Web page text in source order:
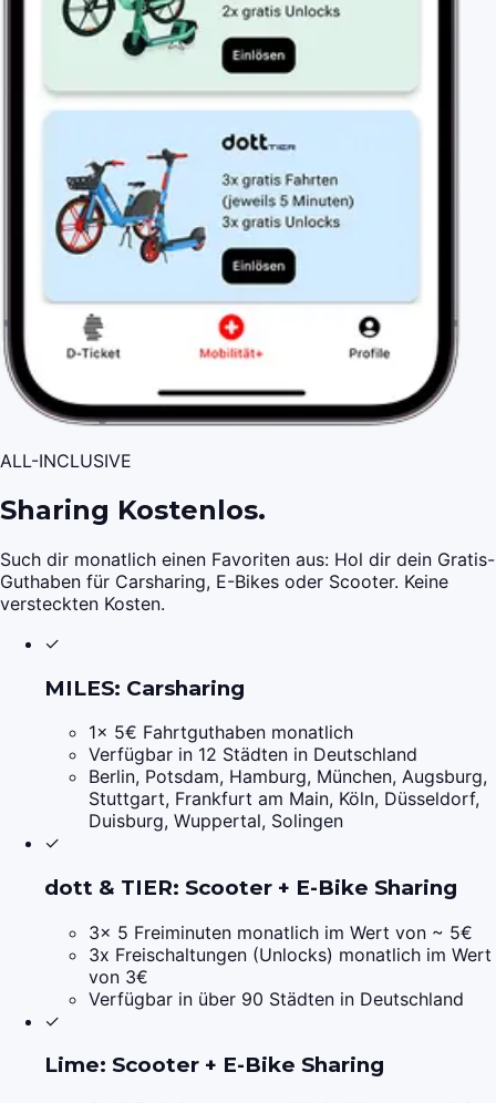
ALL-INCLUSIVE
Sharing Kostenlos.
Such dir monatlich einen Favoriten aus: Hol dir dein Gratis-
Guthaben für Carsharing, E-Bikes oder Scooter. Keine
versteckten Kosten.
✓
MILES: Carsharing
1x 5€ Fahrtguthaben monatlich
Verfügbar in 12 Städten in Deutschland
Berlin, Potsdam, Hamburg, München, Augsburg,
Stuttgart, Frankfurt am Main, Köln, Düsseldorf,
Duisburg, Wuppertal, Solingen
✓
dott & TIER: Scooter + E-Bike Sharing
3x 5 Freiminuten monatlich im Wert von ~ 5€
3x Freischaltungen (Unlocks) monatlich im Wert
von 3€
Verfügbar in über 90 Städten in Deutschland
✓
Lime: Scooter + E-Bike Sharing